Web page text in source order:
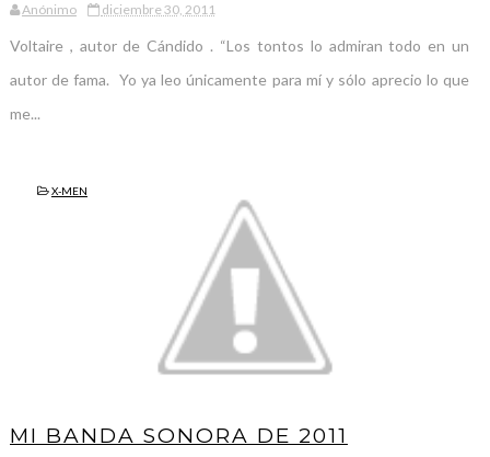
Anónimo diciembre 30, 2011
Voltaire , autor de Cándido . “Los tontos lo admiran todo en un
autor de fama. Yo ya leo únicamente para mí y sólo aprecio lo que
me...
X-MEN
MI BANDA SONORA DE 2011